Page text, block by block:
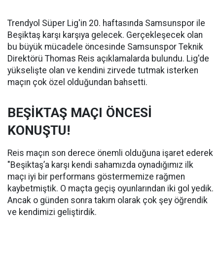
Trendyol Süper Lig'in 20. haftasında Samsunspor ile
Beşiktaş karşı karşıya gelecek. Gerçekleşecek olan
bu büyük mücadele öncesinde Samsunspor Teknik
Direktörü Thomas Reis açıklamalarda bulundu. Lig'de
yükselişte olan ve kendini zirvede tutmak isterken
maçın çok özel olduğundan bahsetti.
BEŞİKTAŞ MAÇI ÖNCESİ
KONUŞTU!
Reis maçın son derece önemli olduğuna işaret ederek
"Beşiktaş’a karşı kendi sahamızda oynadığımız ilk
maçı iyi bir performans göstermemize rağmen
kaybetmiştik. O maçta geçiş oyunlarından iki gol yedik.
Ancak o günden sonra takım olarak çok şey öğrendik
ve kendimizi geliştirdik.